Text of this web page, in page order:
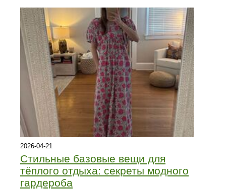
2026-04-21
Стильные базовые вещи для
тёплого отдыха: секреты модного
гардероба